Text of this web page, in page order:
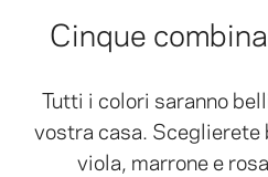
Cinque
Tutti i colori saranno
vostra casa. Sceglierete
viola, marrone e